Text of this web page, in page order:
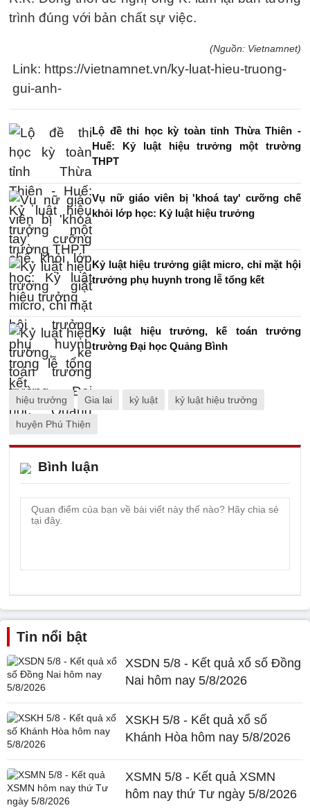
trình đúng với bản chất sự việc.
(Nguồn: Vietnamnet)
Link: https://vietnamnet.vn/ky-luat-hieu-truong-
gui-anh-
Lộ đề thi học kỳ toàn tỉnh Thừa Thiên -
Huế: Kỷ luật hiệu trưởng một trường
THPT
Vụ nữ giáo viên bị 'khoá tay' cưỡng chế
khỏi lớp học: Kỷ luật hiệu trưởng
Kỷ luật hiệu trưởng giật micro, chỉ mặt hội
trưởng phụ huynh trong lễ tổng kết
Kỷ luật hiệu trưởng, kế toán trưởng
trường Đại học Quảng Bình
hiệu trưởng Gia lai kỷ luật kỷ luật hiệu trưởng
huyện Phú Thiện
Bình luận
Tin nổi bật
XSDN 5/8 - Kết quả xổ số Đồng
Nai hôm nay 5/8/2026
XSKH 5/8 - Kết quả xổ số
Khánh Hòa hôm nay 5/8/2026
XSMN 5/8 - Kết quả XSMN
hôm nay thứ Tư ngày 5/8/2026